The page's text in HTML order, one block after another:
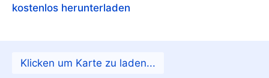
kostenlos herunterladen